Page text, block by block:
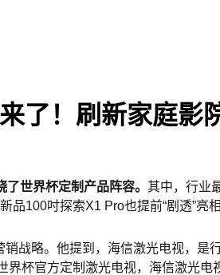
了！刷新家庭影
世界杯定制产品阵容。 其中，行业
100吋探索X1 Pro也提前“剧透”亮
战略。他提到，海信激光电视，
杯官方定制激光电视，海信激光